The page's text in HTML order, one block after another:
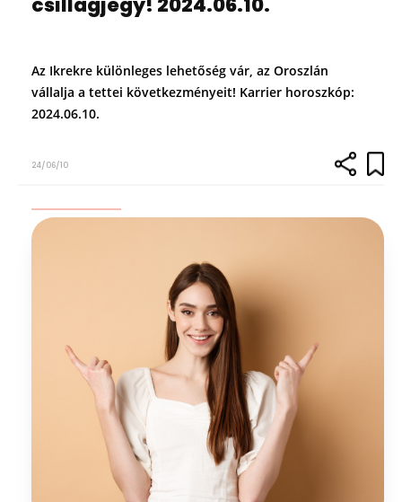
Az Ikrekre különleges lehetőség vár, az Oroszlán
vállalja a tettei következményeit! Karrier horoszkóp:
2024.06.10.
24/06/10